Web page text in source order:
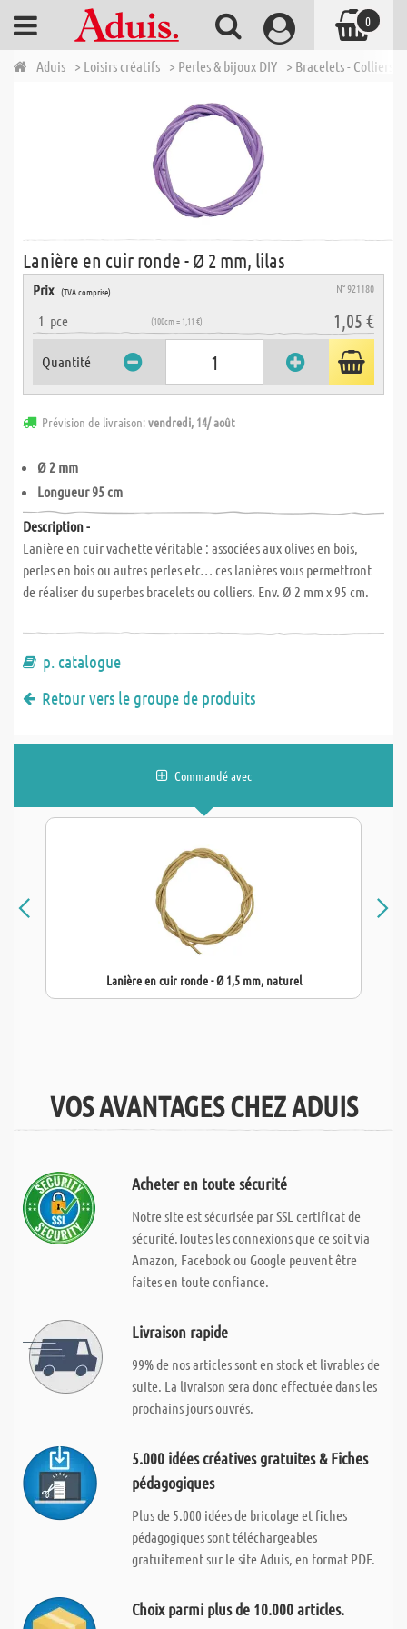
Aduis > Loisirs créatifs > Perles & bijoux DIY > Bracelets - Colliers -
Lanière en cuir ronde - Ø 2 mm, lilas
Prix (TVA comprise) N° 921180
1 pce (100cm = 1,11 €) 1,05 €
Quantité
Prévision de livraison:vendredi, 14/ août
Ø 2 mm
Longueur 95 cm
Description -
Lanière en cuir vachette véritable : associées aux olives en bois,
perles en bois ou autres perles etc… ces lanières vous permettront
de réaliser du superbes bracelets ou colliers. Env. Ø 2 mm x 95 cm.
p. catalogue
Retour vers le groupe de produits
Commandé avec
Lanière en cuir ronde - Ø 1,5 mm, naturel
VOS AVANTAGES CHEZ ADUIS
Acheter en toute sécurité
Notre site est sécurisée par SSL certificat de
sécurité.Toutes les connexions que ce soit via
Amazon, Facebook ou Google peuvent être
faites en toute confiance.
Livraison rapide
99% de nos articles sont en stock et livrables de
suite. La livraison sera donc effectuée dans les
prochains jours ouvrés.
5.000 idées créatives gratuites & Fiches
pédagogiques
Plus de 5.000 idées de bricolage et fiches
pédagogiques sont téléchargeables
gratuitement sur le site Aduis, en format PDF.
Choix parmi plus de 10.000 articles.
0